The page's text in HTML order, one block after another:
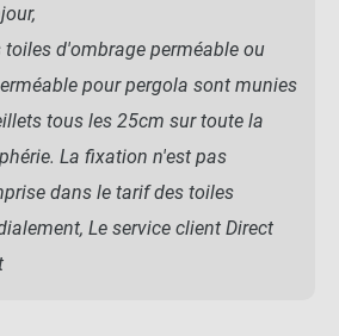
toiles d'ombrage perméable ou
pour pergola sont munies
tous les 25cm sur toute la
La fixation n'est pas
dans le tarif des toiles
Le service client Direct